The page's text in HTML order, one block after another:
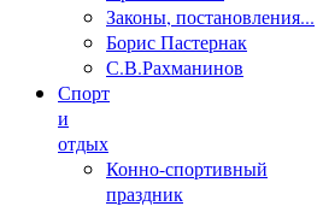
Законы, постановления...
Борис Пастернак
С.В.Рахманинов
Спорт
и
отдых
Конно-спортивный
праздник